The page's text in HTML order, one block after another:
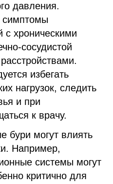
давления.
симптомы
хроническими
сосудистой
избегать
нагрузок, следить
и при
к врачу.
бури могут влиять
Например,
системы могут
критично для